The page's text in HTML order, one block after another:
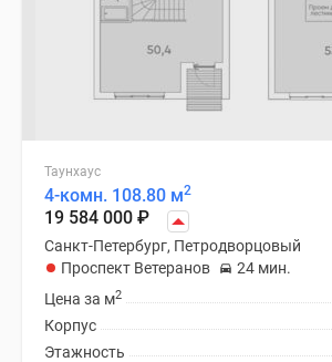
Таунхаус
4-комн. 108.80 м2
19 584 000 ₽
Санкт-Петербург, Петродворцовый
Проспект Ветеранов
24 мин.
Цена за м2
Корпус
Этажность